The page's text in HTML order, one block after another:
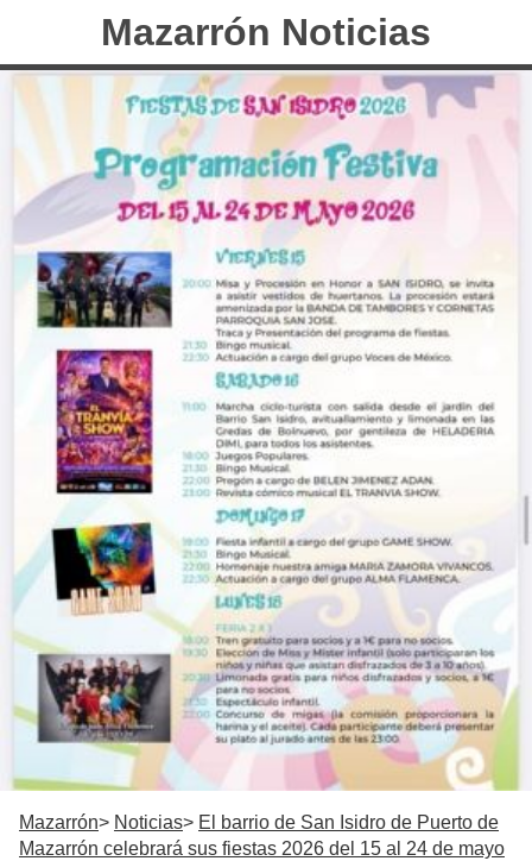
Mazarrón Noticias
Mazarrón Noticias
El barrio de San Isidro de Puerto de
Mazarrón celebrará sus fiestas 2026 del 15 al 24 de mayo